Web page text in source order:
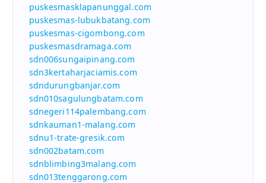
puskesmasklapanunggal.com
puskesmas-lubukbatang.com
puskesmas-cigombong.com
puskesmasdramaga.com
sdn006sungaipinang.com
sdn3kertaharjaciamis.com
sdndurungbanjar.com
sdn010sagulungbatam.com
sdnegeri114palembang.com
sdnkauman1-malang.com
sdnu1-trate-gresik.com
sdn002batam.com
sdnblimbing3malang.com
sdn013tenggarong.com